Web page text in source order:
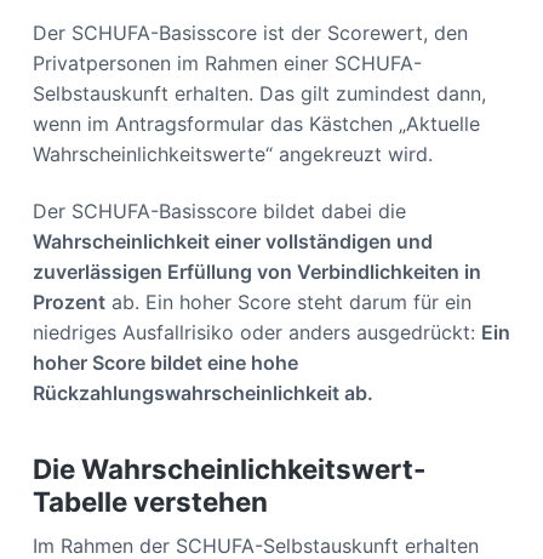
Der SCHUFA-Basisscore ist der Scorewert, den
Privatpersonen im Rahmen einer SCHUFA-
Selbstauskunft erhalten. Das gilt zumindest dann,
wenn im Antragsformular das Kästchen „Aktuelle
Wahrscheinlichkeitswerte“ angekreuzt wird.
Der SCHUFA-Basisscore bildet dabei die
Wahrscheinlichkeit einer vollständigen und
zuverlässigen Erfüllung von Verbindlichkeiten in
Prozentab. Ein hoher Score steht darum für ein
niedriges Ausfallrisiko oder anders ausgedrückt: Ein
hoher Score bildet eine hohe
Rückzahlungswahrscheinlichkeit ab.
Die Wahrscheinlichkeitswert-
Tabelle verstehen
Im Rahmen der SCHUFA-Selbstauskunft erhalten